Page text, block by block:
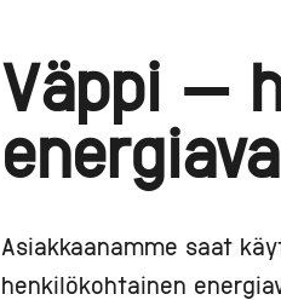
Väppi –
Asiakkaanamme saat
henkilökohtainen